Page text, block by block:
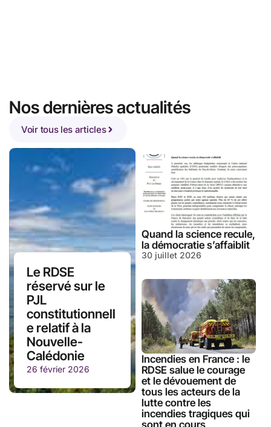
Nos dernières actualités
Voir tous les articles
Le RDSE
réservé sur le
PJL
constitutionnell
e relatif à la
Nouvelle-
Calédonie
26 février 2026
Quand la science recule,
la démocratie s’affaiblit
30 juillet 2026
Incendies en France : le
RDSE salue le courage
et le dévouement de
tous les acteurs de la
lutte contre les
incendies tragiques qui
sont en cours